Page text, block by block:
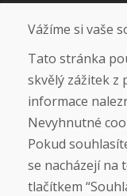
O
Vážíme si vaše
Tato stránka
skvělý zážitek z
informace
Nevyhnutné
Pokud
se nacházejí
tlačítkem